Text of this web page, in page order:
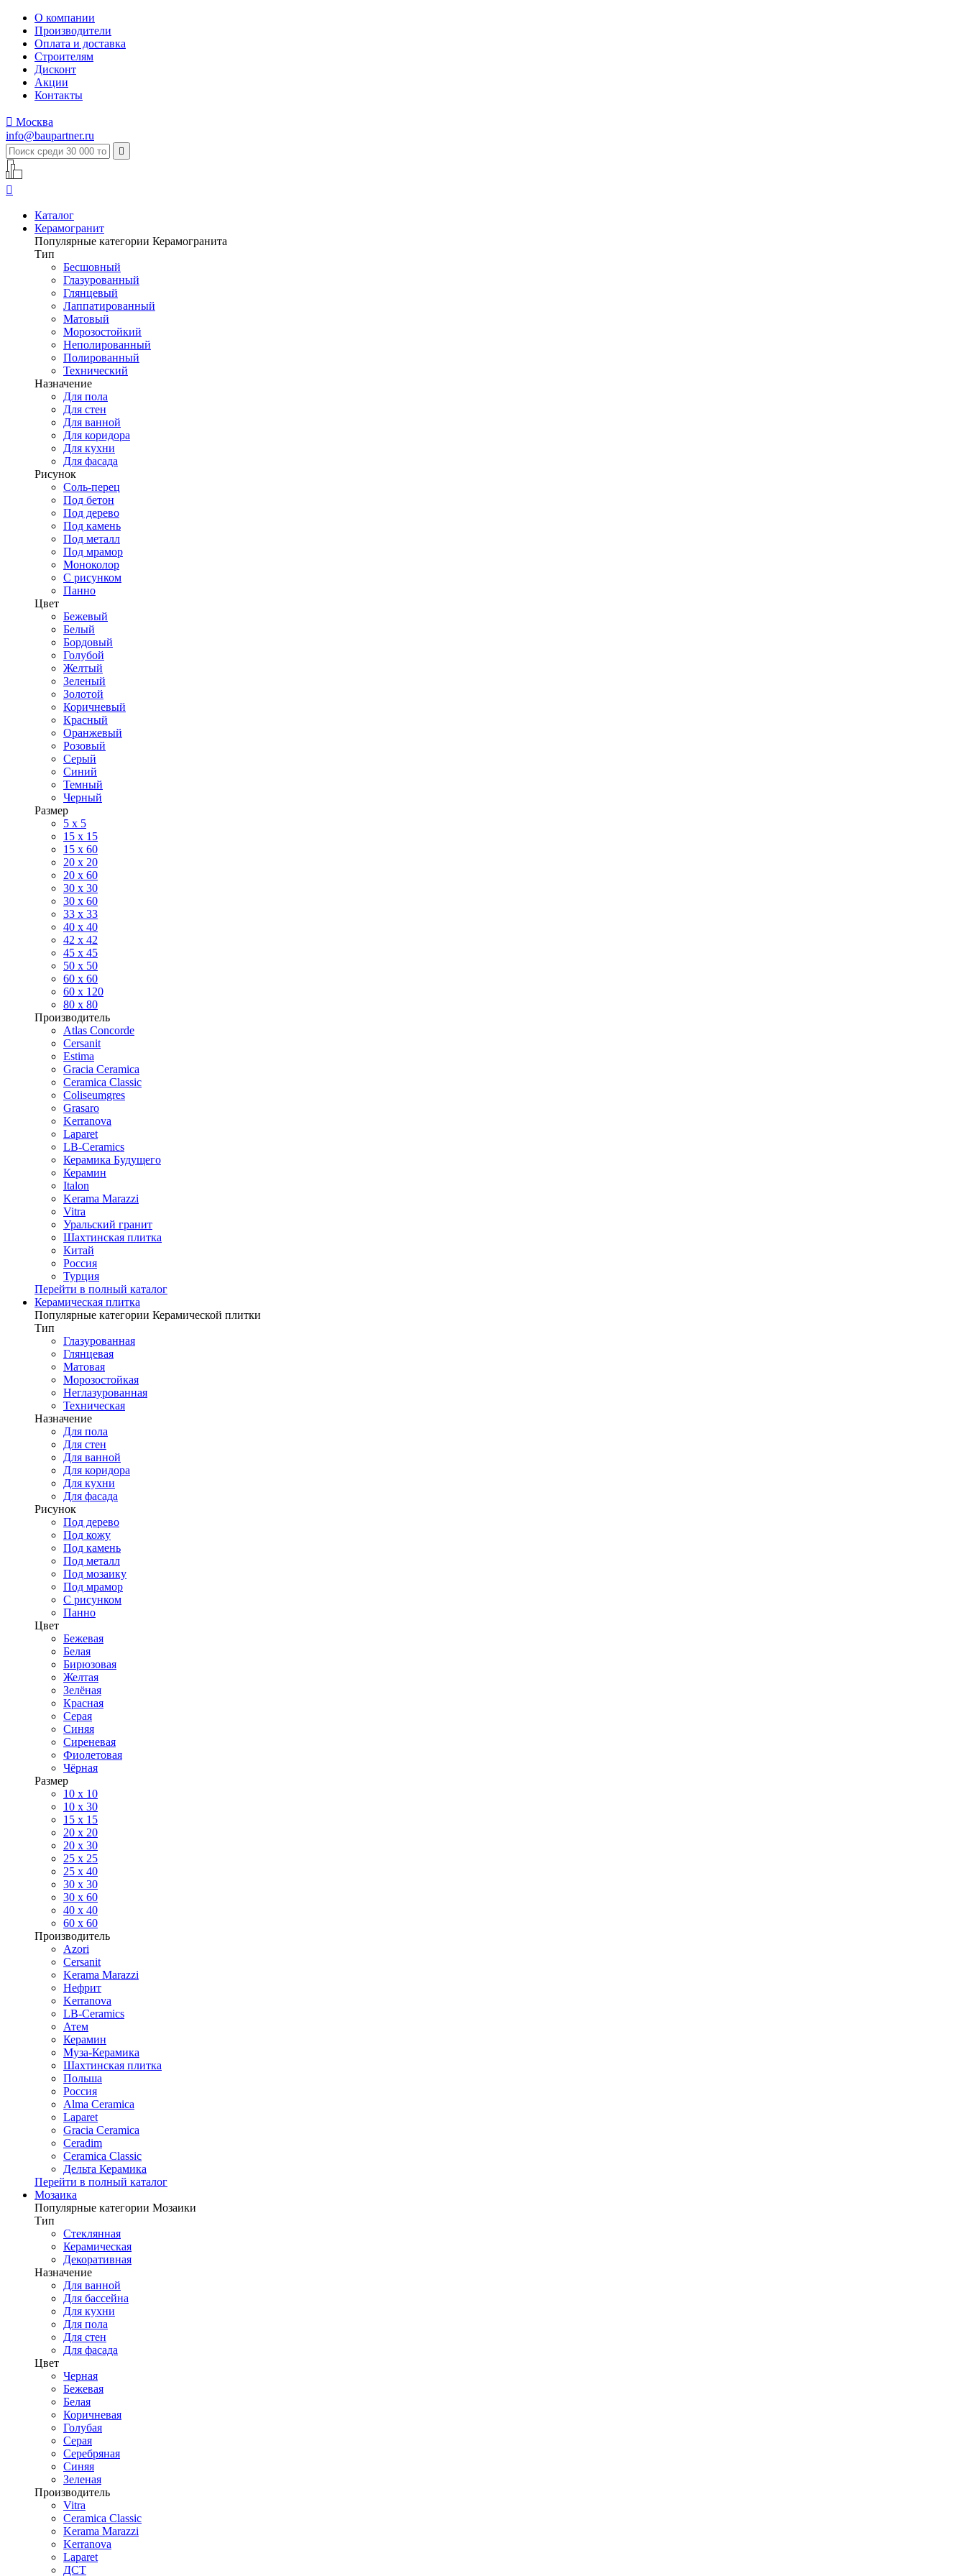
О компании
Производители
Оплата и доставка
Строителям
Дисконт
Акции
Контакты
 Москва
info@baupartner.ru


Каталог
Керамогранит
Популярные категории Керамогранита
Тип
Бесшовный
Глазурованный
Глянцевый
Лаппатированный
Матовый
Морозостойкий
Неполированный
Полированный
Технический
Назначение
Для пола
Для стен
Для ванной
Для коридора
Для кухни
Для фасада
Рисунок
Соль-перец
Под бетон
Под дерево
Под камень
Под металл
Под мрамор
Моноколор
С рисунком
Панно
Цвет
Бежевый
Белый
Бордовый
Голубой
Желтый
Зеленый
Золотой
Коричневый
Красный
Оранжевый
Розовый
Серый
Синий
Темный
Черный
Размер
5 x 5
15 x 15
15 x 60
20 х 20
20 x 60
30 х 30
30 x 60
33 x 33
40 х 40
42 x 42
45 x 45
50 x 50
60 х 60
60 x 120
80 x 80
Производитель
Atlas Concorde
Cersanit
Estima
Gracia Ceramica
Ceramica Classic
Coliseumgres
Grasaro
Kerranova
Laparet
LB-Ceramics
Керамика Будущего
Керамин
Italon
Kerama Marazzi
Vitra
Уральский гранит
Шахтинская плитка
Китай
Россия
Турция
Перейти в полный каталог
Керамическая плитка
Популярные категории Керамической плитки
Тип
Глазурованная
Глянцевая
Матовая
Морозостойкая
Неглазурованная
Техническая
Назначение
Для пола
Для стен
Для ванной
Для коридора
Для кухни
Для фасада
Рисунок
Под дерево
Под кожу
Под камень
Под металл
Под мозаику
Под мрамор
С рисунком
Панно
Цвет
Бежевая
Белая
Бирюзовая
Желтая
Зелёная
Красная
Серая
Синяя
Сиреневая
Фиолетовая
Чёрная
Размер
10 х 10
10 x 30
15 x 15
20 х 20
20 x 30
25 x 25
25 x 40
30 x 30
30 х 60
40 х 40
60 х 60
Производитель
Azori
Cersanit
Kerama Marazzi
Нефрит
Kerranova
LB-Ceramics
Атем
Керамин
Муза-Керамика
Шахтинская плитка
Польша
Россия
Alma Ceramica
Laparet
Gracia Ceramica
Ceradim
Ceramica Classic
Дельта Керамика
Перейти в полный каталог
Мозаика
Популярные категории Мозаики
Тип
Стеклянная
Керамическая
Декоративная
Назначение
Для ванной
Для бассейна
Для кухни
Для пола
Для стен
Для фасада
Цвет
Черная
Бежевая
Белая
Коричневая
Голубая
Серая
Серебряная
Синяя
Зеленая
Производитель
Vitra
Ceramica Classic
Kerama Marazzi
Kerranova
Laparet
ДСТ